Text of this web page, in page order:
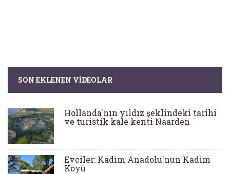
SON EKLENEN VIDEOLAR
Hollanda'nın yıldız şeklindeki tarihi
ve turistik kale kenti Naarden
Evciler: Kadim Anadolu'nun Kadim
Köyü